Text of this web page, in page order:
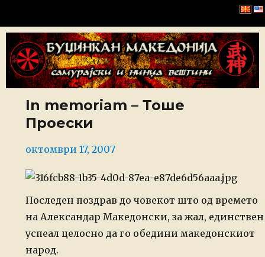
Буџинкан Македонија
In memoriam – Тоше
Проески
Posted
октомври 17, 2007
Последен поздрав до човекот што од времето
на Александар Македонски, зажал, единствен
успеал целосно да го обедини македонскиот
народ.